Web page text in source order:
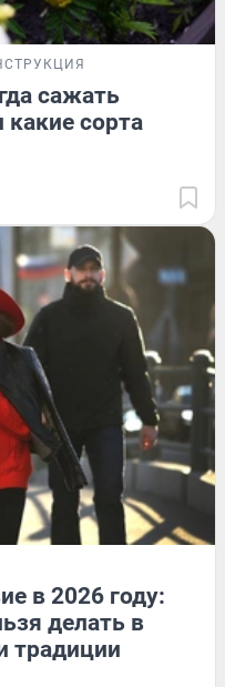
сажать
какие сорта
в 2026 году:
делать в
традиции